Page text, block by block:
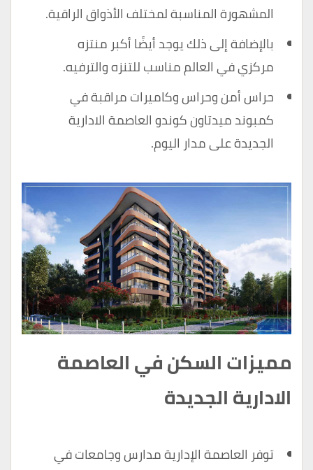
المشهورة المناسبة لمختلف الأذواق الراقية.
بالإضافة إلى ذلك يوجد أيضًا أكبر منتزه
مركزي في العالم مناسب للتنزه والترفيه.
حراس أمن وحراس وكاميرات مراقبة في
كمبوند ميدتاون كوندو العاصمة الادارية
الجديدة على مدار اليوم.
مميزات السكن في العاصمة
الادارية الجديدة
توفر العاصمة الإدارية مدارس وجامعات في